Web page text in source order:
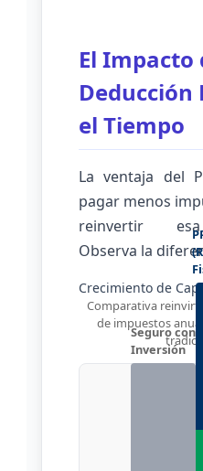
El Impacto
Deducción
el Tiempo
La ventaja del
pagar menos
reinvertir
Observa la
Crecimiento de
Comparativa
de impuestos
Seguro con
Inversión